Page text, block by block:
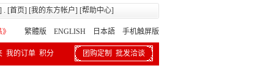
] . [首页] [我的东方帐户] [帮助中心]
繁體版 ENGLISH 日本語 手机触屏版
我的订单 积分 团购定制 批发洽谈